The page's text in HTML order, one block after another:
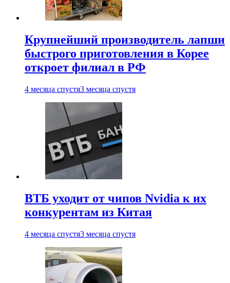
Крупнейший производитель лапши
быстрого приготовления в Корее
откроет филиал в РФ
4 месяца спустя3 месяца спустя
ВТБ уходит от чипов Nvidia к их
конкурентам из Китая
4 месяца спустя3 месяца спустя